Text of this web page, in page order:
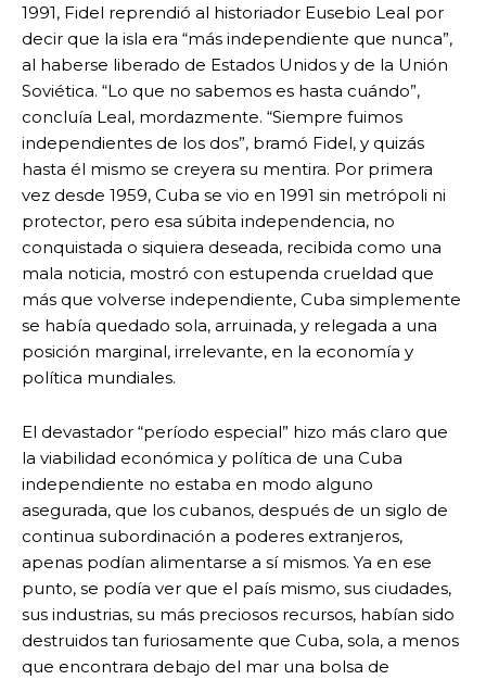
1991, Fidel reprendió al historiador Eusebio Leal por
decir que la isla era “más independiente que nunca”,
al haberse liberado de Estados Unidos y de la Unión
Soviética. “Lo que no sabemos es hasta cuándo”,
concluía Leal, mordazmente. “Siempre fuimos
independientes de los dos”, bramó Fidel, y quizás
hasta él mismo se creyera su mentira. Por primera
vez desde 1959, Cuba se vio en 1991 sin metrópoli ni
protector, pero esa súbita independencia, no
conquistada o siquiera deseada, recibida como una
mala noticia, mostró con estupenda crueldad que
más que volverse independiente, Cuba simplemente
se había quedado sola, arruinada, y relegada a una
posición marginal, irrelevante, en la economía y
política mundiales.
El devastador “período especial” hizo más claro que
la viabilidad económica y política de una Cuba
independiente no estaba en modo alguno
asegurada, que los cubanos, después de un siglo de
continua subordinación a poderes extranjeros,
apenas podían alimentarse a sí mismos. Ya en ese
punto, se podía ver que el país mismo, sus ciudades,
sus industrias, su más preciosos recursos, habían sido
destruidos tan furiosamente que Cuba, sola, a menos
que encontrara debajo del mar una bolsa de